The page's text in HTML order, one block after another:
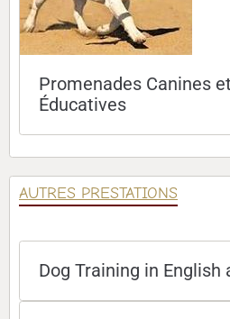
Promenades Canines
Éducatives
AUTRES PRESTATIONS
Dog Training in English